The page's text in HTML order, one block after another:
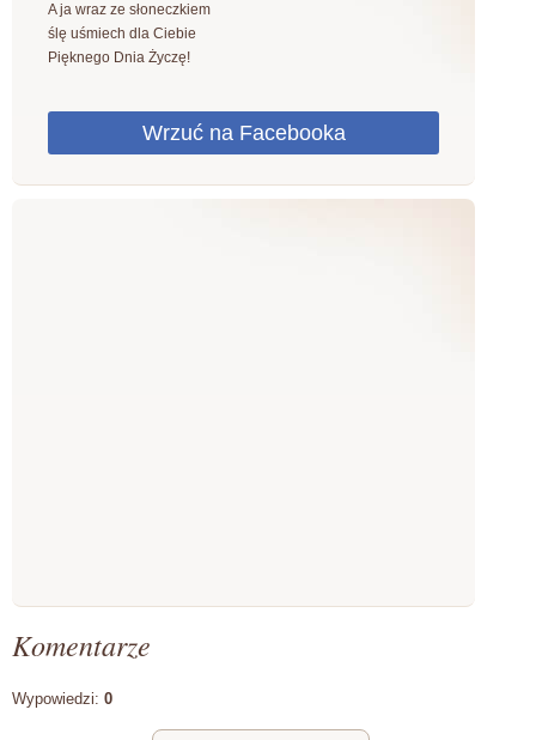
A ja wraz ze słoneczkiem
ślę uśmiech dla Ciebie
Pięknego Dnia Życzę!
Komentarze
Wypowiedzi: 0